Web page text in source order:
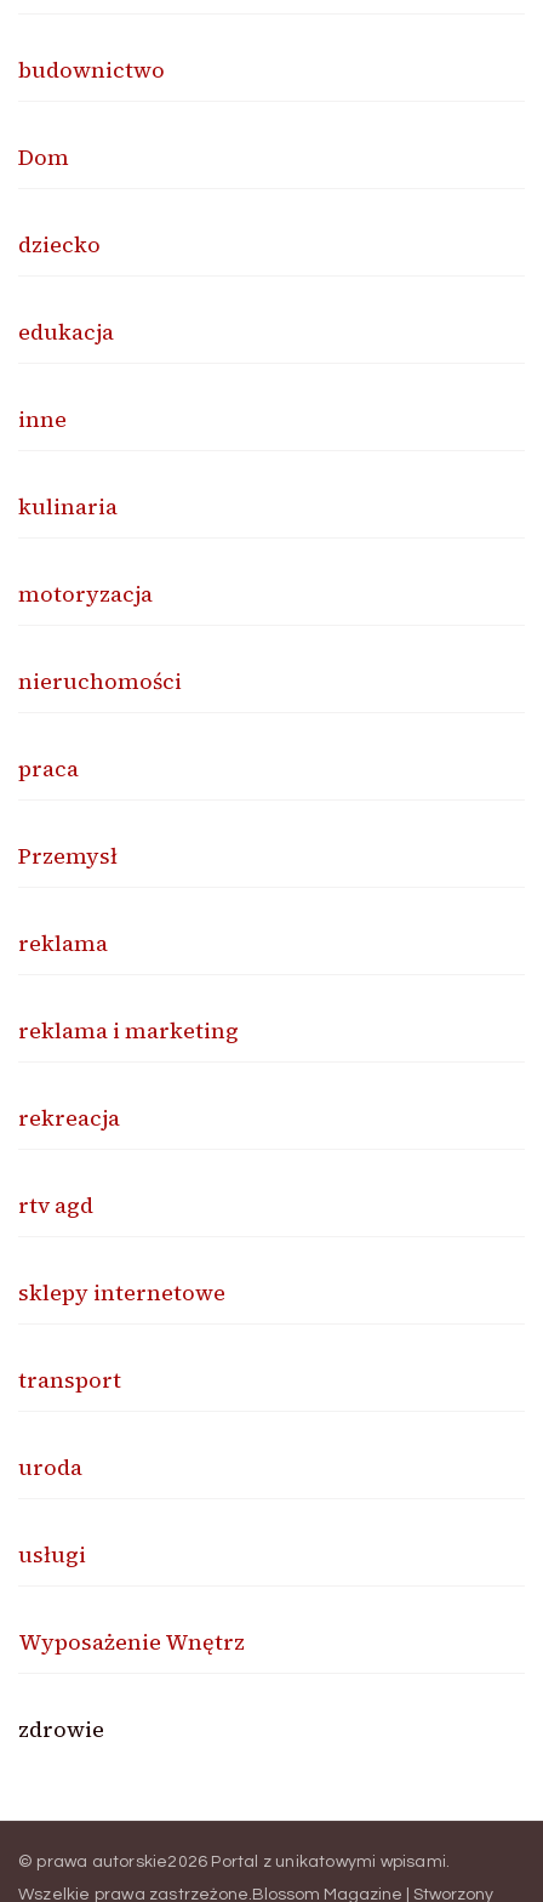
budownictwo
Dom
dziecko
edukacja
inne
kulinaria
motoryzacja
nieruchomości
praca
Przemysł
reklama
reklama i marketing
rekreacja
rtv agd
sklepy internetowe
transport
uroda
usługi
Wyposażenie Wnętrz
zdrowie
© prawa autorskie2026 Portal z unikatowymi wpisami.
Wszelkie prawa zastrzeżone. Blossom Magazine | Stworzony